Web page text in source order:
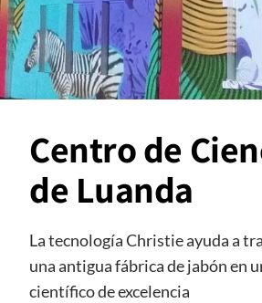
Centro de
de Luanda
La tecnología Christie ayuda a
una antigua fábrica de jabón en
científico de excelencia